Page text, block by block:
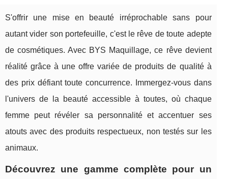
S'offrir une mise en beauté irréprochable sans pour
autant vider son portefeuille, c'est le rêve de toute adepte
de cosmétiques. Avec BYS Maquillage, ce rêve devient
réalité grâce à une offre variée de produits de qualité à
des prix défiant toute concurrence. Immergez-vous dans
l'univers de la beauté accessible à toutes, où chaque
femme peut révéler sa personnalité et accentuer ses
atouts avec des produits respectueux, non testés sur les
animaux.
Découvrez une gamme complète pour un